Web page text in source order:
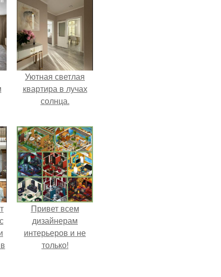
Уютная светлая
квартира в лучах
солнца.
Привет всем
дизайнерам
интерьеров и не
только!